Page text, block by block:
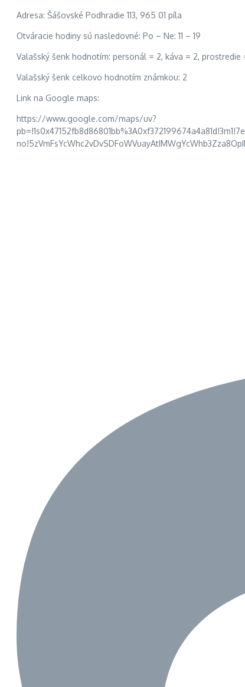
Adresa: Šášovské Podhradie 113, 965 01 píla
Otváracie hodiny sú nasledovné: Po – Ne: 11 – 19
Valašský šenk hodnotím: personál = 2, káva = 2, prostredie
Valašský šenk celkovo hodnotím známkou: 2
Link na Google maps:
https://www.google.com/maps/uv?